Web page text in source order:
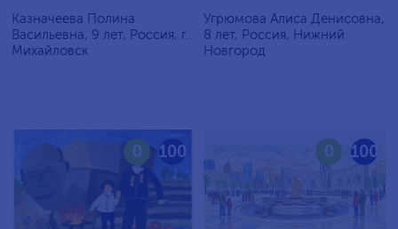
Казначеева Полина
Васильевна, 9 лет, Россия, г.
Михайловск
Угрюмова Алиса Денисовна,
8 лет, Россия, Нижний
Новгород
100
0 100
0